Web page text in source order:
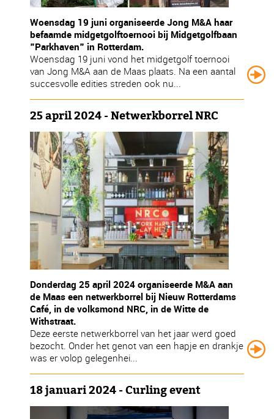
Woensdag 19 juni organiseerde Jong M&A haar
befaamde midgetgolftoernooi bij Midgetgolfbaan
"Parkhaven" in Rotterdam.
Woensdag 19 juni vond het midgetgolf toernooi
van Jong M&A aan de Maas plaats. Na een aantal
succesvolle edities streden ook nu...
25 april 2024 - Netwerkborrel NRC
Donderdag 25 april 2024 organiseerde M&A aan
de Maas een netwerkborrel bij Nieuw Rotterdams
Café, in de volksmond NRC, in de Witte de
Withstraat.
Deze eerste netwerkborrel van het jaar werd goed
bezocht. Onder het genot van een hapje en drankje
was er volop gelegenhei...
18 januari 2024 - Curling event